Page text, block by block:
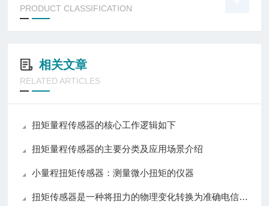
PRODUCT CLASSIFICATION
相关文章
RELATED ARTICLES
扭矩量程传感器的核心工作逻辑如下
扭矩量程传感器的主要分类及应用场景介绍
小量程扭矩传感器：测量微小扭矩的仪器
扭矩传感器是一种将扭力的物理变化转换为准确电信号的测量仪器